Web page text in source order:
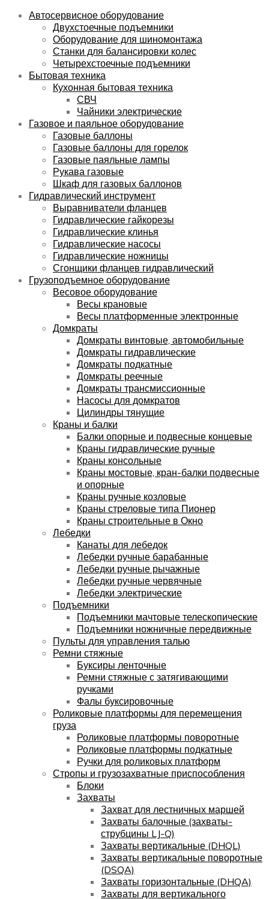
Автосервисное оборудование
Двухстоечные подъемники
Оборудование для шиномонтажа
Станки для балансировки колес
Четырехстоечные подъемники
Бытовая техника
Кухонная бытовая техника
СВЧ
Чайники электрические
Газовое и паяльное оборудование
Газовые баллоны
Газовые баллоны для горелок
Газовые паяльные лампы
Рукава газовые
Шкаф для газовых баллонов
Гидравлический инструмент
Выравниватели фланцев
Гидравлические гайкорезы
Гидравлические клинья
Гидравлические насосы
Гидравлические ножницы
Сгонщики фланцев гидравлический
Грузоподъемное оборудование
Весовое оборудование
Весы крановые
Весы платформенные электронные
Домкраты
Домкраты винтовые, автомобильные
Домкраты гидравлические
Домкраты подкатные
Домкраты реечные
Домкраты трансмиссионные
Насосы для домкратов
Цилиндры тянущие
Краны и балки
Балки опорные и подвесные концевые
Краны гидравлические ручные
Краны консольные
Краны мостовые, кран-балки подвесные
и опорные
Краны ручные козловые
Краны стреловые типа Пионер
Краны строительные в Окно
Лебедки
Канаты для лебедок
Лебедки ручные барабанные
Лебедки ручные рычажные
Лебедки ручные червячные
Лебедки электрические
Подъемники
Подъемники мачтовые телескопические
Подъемники ножничные передвижные
Пульты для управления талью
Ремни стяжные
Буксиры ленточные
Ремни стяжные с затягивающими
ручками
Фалы буксировочные
Роликовые платформы для перемещения
груза
Роликовые платформы поворотные
Роликовые платформы подкатные
Ручки для роликовых платформ
Стропы и грузозахватные приспособления
Блоки
Захваты
Захват для лестничных маршей
Захваты балочные (захваты-
струбцины LJ-Q)
Захваты вертикальные (DHQL)
Захваты вертикальные поворотные
(DSQA)
Захваты горизонтальные (DHQA)
Захваты для вертикального